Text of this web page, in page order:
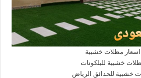
اسعار مظلات خشبية
خشبية للبلكونات
خشبية للحدائق الرياض